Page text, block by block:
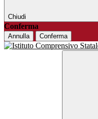
Chiudi
Conferma
Annulla Conferma